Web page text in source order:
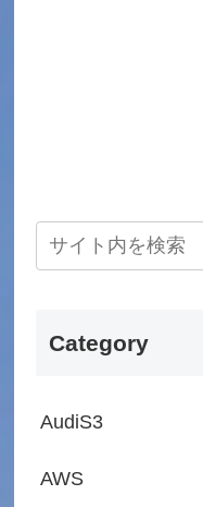
Category
AudiS3
AWS